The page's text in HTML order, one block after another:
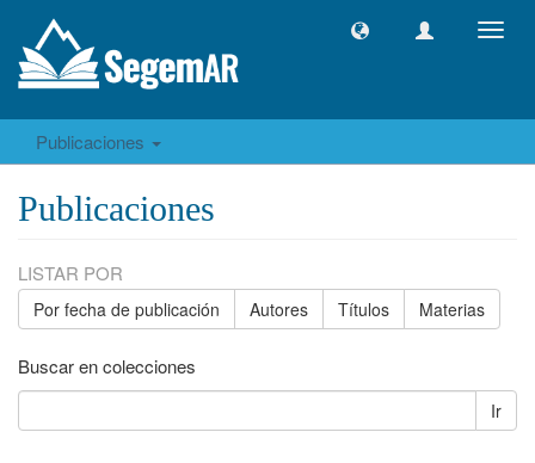
Publicaciones
Publicaciones
LISTAR POR
Por fecha de publicación Autores Títulos Materias
Buscar en colecciones
Ir